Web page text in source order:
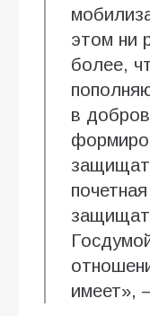
этом ни
более,
в
имеет»,